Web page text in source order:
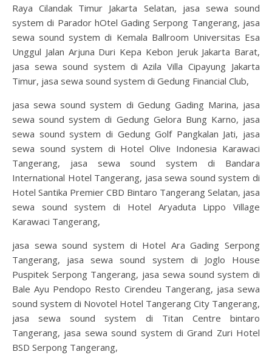
Raya Cilandak Timur Jakarta Selatan, jasa sewa sound
system di Parador hOtel Gading Serpong Tangerang, jasa
sewa sound system di Kemala Ballroom Universitas Esa
Unggul Jalan Arjuna Duri Kepa Kebon Jeruk Jakarta Barat,
jasa sewa sound system di Azila Villa Cipayung Jakarta
Timur, jasa sewa sound system di Gedung Financial Club,
jasa sewa sound system di Gedung Gading Marina, jasa
sewa sound system di Gedung Gelora Bung Karno, jasa
sewa sound system di Gedung Golf Pangkalan Jati, jasa
sewa sound system di Hotel Olive Indonesia Karawaci
Tangerang, jasa sewa sound system di Bandara
International Hotel Tangerang, jasa sewa sound system di
Hotel Santika Premier CBD Bintaro Tangerang Selatan, jasa
sewa sound system di Hotel Aryaduta Lippo Village
Karawaci Tangerang,
jasa sewa sound system di Hotel Ara Gading Serpong
Tangerang, jasa sewa sound system di Joglo House
Puspitek Serpong Tangerang, jasa sewa sound system di
Bale Ayu Pendopo Resto Cirendeu Tangerang, jasa sewa
sound system di Novotel Hotel Tangerang City Tangerang,
jasa sewa sound system di Titan Centre bintaro
Tangerang, jasa sewa sound system di Grand Zuri Hotel
BSD Serpong Tangerang,